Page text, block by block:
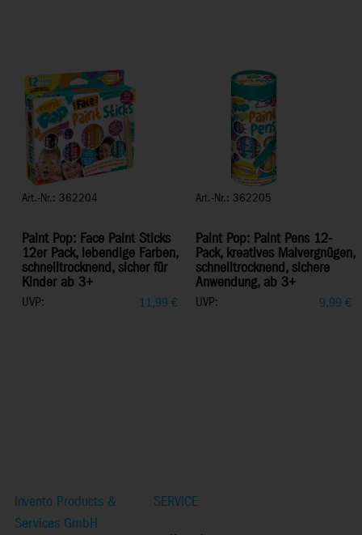
Art.-Nr.: 362204
Paint Pop: Face Paint Sticks
12er Pack, lebendige Farben,
schnelltrocknend, sicher für
Kinder ab 3+
UVP: 11,99 €
Art.-Nr.: 362205
Paint Pop: Paint Pens 12-
Pack, kreatives Malvergnügen,
schnelltrocknend, sichere
Anwendung, ab 3+
UVP: 9,99 €
Invento Products &
Services GmbH
SERVICE